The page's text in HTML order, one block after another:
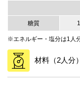
糖質
※エネルギー・塩分は1人
材料（2人分）